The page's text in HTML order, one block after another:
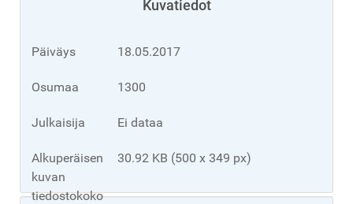
Kuvatiedot
Päiväys 18.05.2017
Osumaa 1300
Julkaisija Ei dataa
Alkuperäisen
kuvan
tiedostokoko
30.92 KB (500 x 349 px)